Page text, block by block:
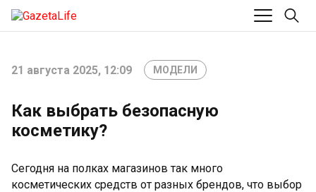
21 августа 2025, 12:09 МОДЕЛИ
Как выбрать безопасную
косметику?
Сегодня на полках магазинов так много
косметических средств от разных брендов, что выбор